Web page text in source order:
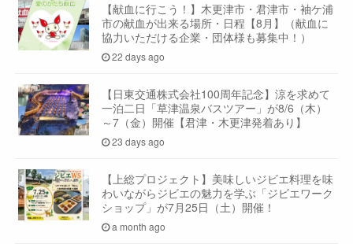
【献血に行こう！】木更津市・君津市・袖ケ浦
市の献血が出来る場所・日程【8月】（献血に
協力いただける企業・団体様も募集中！）
22 days ago
【日東交通株式会社100周年記念】涼を求めて
一泊二日「草津温泉バスツアー」が8/6（木）
～7（金）開催【君津・木更津発着あり】
23 days ago
【上総プロジェクト】美味しいジビエ料理を味
わいながらジビエの魅力を学ぶ「ジビエワーク
ショップ」が7月25日（土）開催！
a month ago